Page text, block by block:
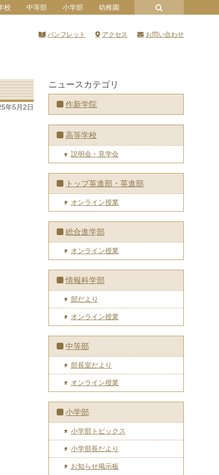
校 中等部 小学部 幼稚園
パンフレット アクセス お問い合わせ
年5月2日
ニュースカテゴリ
作新学院
高等学校
説明会・見学会
トップ英進部・英進部
オンライン授業
総合進学部
オンライン授業
情報科学部
部だより
オンライン授業
中等部
部長室だより
オンライン授業
小学部
小学部トピックス
小学部長だより
お知らせ掲示板